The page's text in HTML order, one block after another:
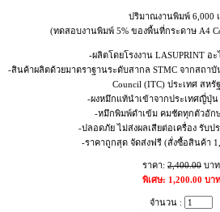
ปริมาณงานพิมพ์ 6,000
(ทดสอบงานพิมพ์ 5% ของพื้นที่กระดาษ A4
-ผลิตโดยโรงงาน LASUPRINT อ
-สินค้าผลิตด้วยมาตราฐานระดับสากล STMC จากสถาบั
Council (ITC) ประเทศ สหรั
-ผงหมึกแท้นำเข้าจากประเทศญี่ปุ่น
-หมึกพิมพ์ดำเข้ม คมชัดทุกตัวอัก
-ปลอดภัย ไม่ส่งผลเสียต่อเครื่อง รับป
-ราคาถูกสุด จัดส่งฟรี (สั่งซื้อสินค้า
ราคา: 2,400.00 บาท
พิเศษ: 1,200.00 บาท
จำนวน :